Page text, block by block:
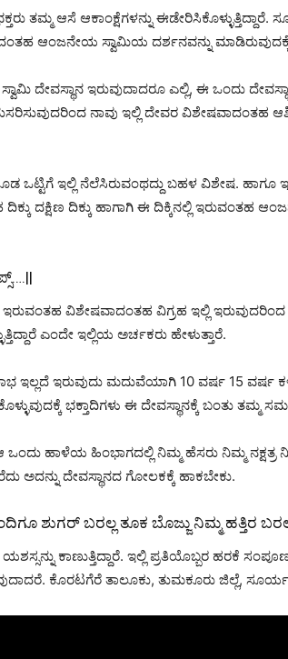
ತಮ್ಮ ಆಸೆ ಆಕಾಂಕ್ಷೆಗಳನ್ನು
ಆಂಜನೇಯ ಸ್ವಾಮಿಯ ದರ್ಶನವನ್ನು ಮಾಡಿರುವುದಕ್ಕೆ
ದೇವಸ್ಥಾನ ಇರುವುದಾದರೂ ಎಲ್ಲಿ, ಈ ಒಂದು
ನಾವು ಇಲ್ಲಿ ದೇವರ ವಿಶೇಷವಾದಂತಹ
ಒಟ್ಟಿಗೆ ಇಲ್ಲಿ ನೆಲೆಸಿರುವಂಥದ್ದು ಬಹಳ ವಿಶೇಷ. ಹಾಗೂ
ದಕ್ಷಿಣ ದಿಕ್ಕು ಹಾಗಾಗಿ ಈ ದಿಕ್ಕಿನಲ್ಲಿ ಇರುವಂತಹ
ವಿಶೇಷವಾದಂತಹ ವಿಗ್ರಹ ಇಲ್ಲಿ ಇರುವುದರಿಂದ
ಎಂದೇ ಇಲ್ಲಿಯ ಅರ್ಚಕರು ಹೇಳುತ್ತಾರೆ.
ಇಲ್ಲದೆ ಇರುವುದು ಮದುವೆಯಾಗಿ 10 ವರ್ಷ 15 ವರ್ಷ
ಭಕ್ತಾದಿಗಳು ಈ ದೇವಸ್ಥಾನಕ್ಕೆ ಬಂತು ತಮ್ಮ
ಹಾಳೆಯ ಹಿಂಭಾಗದಲ್ಲಿ ನಿಮ್ಮ ಹೆಸರು ನಿಮ್ಮ ನಕ್ಷತ್ರ
ಅದನ್ನು ದೇವಸ್ಥಾನದ ಗೋಲಕಕ್ಕೆ ಹಾಕಬೇಕು.
ಶುಗರ್ ಬರಲ್ಲ ತೂಕ ಬೊಜ್ಜು ನಿಮ್ಮ ಹತ್ತಿರ
ಕಾಣುತ್ತಿದ್ದಾರೆ. ಇಲ್ಲಿ ಪ್ರತಿಯೊಬ್ಬರ ಹರಕೆ
ಕೊರಟಗೆರೆ ತಾಲೂಕು, ತುಮಕೂರು ಜಿಲ್ಲೆ,